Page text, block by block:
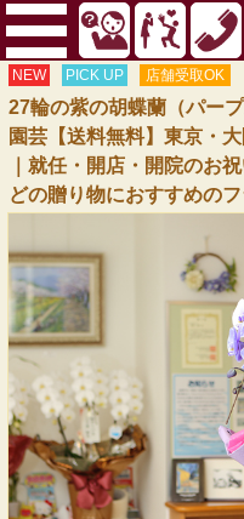
NEW PICK UP 店舗受取OK
27輪の紫の胡蝶蘭（パー
園芸【送料無料】東京・
｜就任・開店・開院のお
どの贈り物におすすめの